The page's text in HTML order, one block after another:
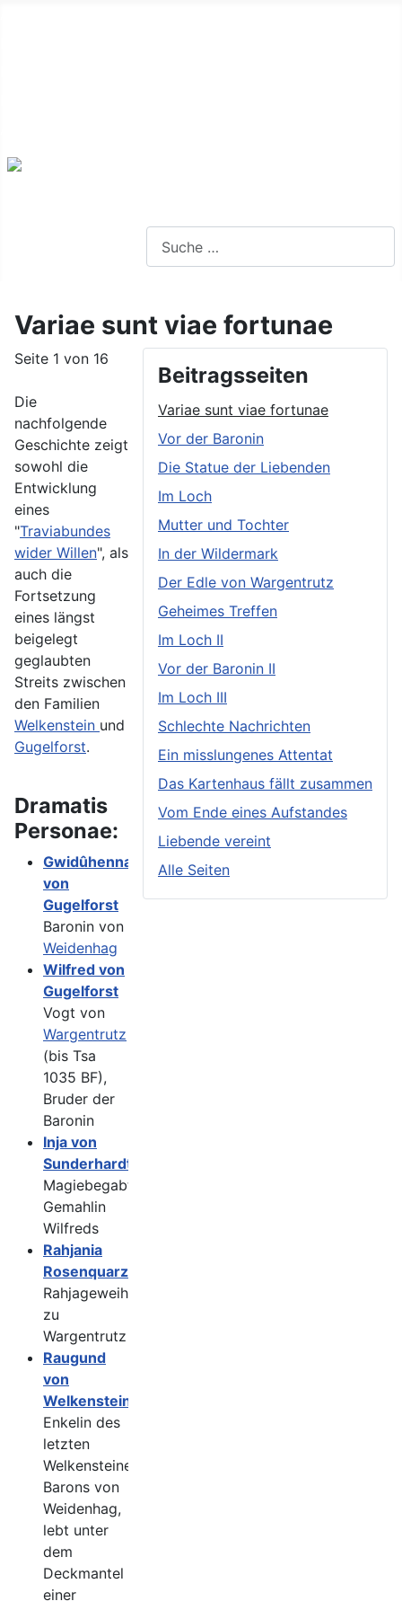
Variae sunt viae fortunae
Beitragsseiten
Variae sunt viae fortunae
Vor der Baronin
Die Statue der Liebenden
Im Loch
Mutter und Tochter
In der Wildermark
Der Edle von Wargentrutz
Geheimes Treffen
Im Loch II
Vor der Baronin II
Im Loch III
Schlechte Nachrichten
Ein misslungenes Attentat
Das Kartenhaus fällt zusammen
Vom Ende eines Aufstandes
Liebende vereint
Alle Seiten
Seite 1 von 16
Die
nachfolgende
Geschichte zeigt
sowohl die
Entwicklung
eines
"Traviabundes
wider Willen", als
auch die
Fortsetzung
eines längst
beigelegt
geglaubten
Streits zwischen
den Familien
Welkenstein und
Gugelforst.
Dramatis
Personae:
Gwidûhenna
von
Gugelforst
Baronin von
Weidenhag
Wilfred von
Gugelforst
Vogt von
Wargentrutz
(bis Tsa
1035 BF),
Bruder der
Baronin
Inja von
Sunderhardt
Magiebegabte
Gemahlin
Wilfreds
Rahjania
Rosenquarz
Rahjageweihte
zu
Wargentrutz
Raugund
von
Welkenstein
Enkelin des
letzten
Welkensteiner
Barons von
Weidenhag,
lebt unter
dem
Deckmantel
einer